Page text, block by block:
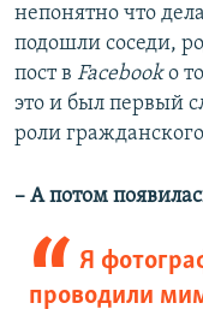
непонятно что
подошли соседи,
пост в Facebookо
это и был первый
роли
– А потом
Я
проводили